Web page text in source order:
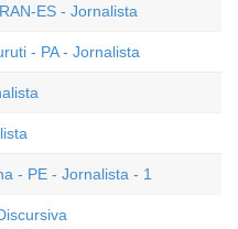
ES - Jornalista
- PA - Jornalista
- PE - Jornalista - 1